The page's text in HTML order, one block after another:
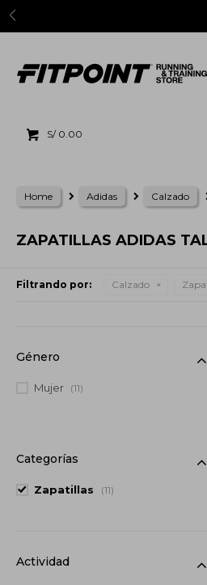
S/ 0.00
Home Adidas Calzado
ZAPATILLAS ADIDAS
Filtrando por: Calzado
Categorías
Zapatillas (11)
Género
Mujer (11)
Actividad